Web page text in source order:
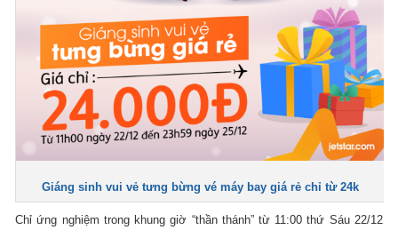
Giáng sinh vui vẻ tưng bừng vé máy bay giá rẻ chỉ từ 24k
Chỉ ứng nghiệm trong khung giờ “thần thánh” từ 11:00 thứ Sáu 22/12